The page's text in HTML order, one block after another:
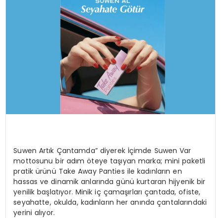
Suwen Artık Çantamda” diyerek İçimde Suwen Var
mottosunu bir adım öteye taşıyan marka; mini paketli
pratik ürünü Take Away Panties ile kadınların en
hassas ve dinamik anlarında günü kurtaran hijyenik bir
yenilik başlatıyor. Minik iç çamaşırları çantada, ofiste,
seyahatte, okulda, kadınların her anında çantalarındaki
yerini alıyor.